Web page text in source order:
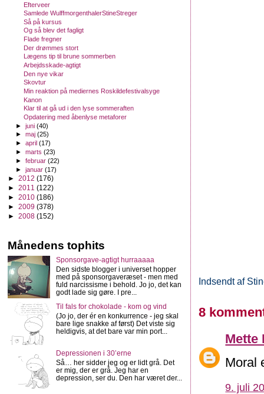
Indsendt af
8
Mette
Moral
9. juli
Efterveer
Samlede WulffmorgenthalerStineStreger
Så på kursus
Og så blev det fagligt
Flade fregner
Der drømmes stort
Lægens tip til brune sommerben
Arbejdsskade-agtigt
Den nye vikar
Skovtur
Min reaktion på mediernes Roskildefestivalsyge
Kanon
Klar til at gå ud i den lyse sommeraften
Opdatering med åbenlyse metaforer
►juni(40)
►maj(25)
►april(17)
►marts(23)
►februar(22)
►januar(17)
► 2012 (176)
► 2011 (122)
► 2010 (186)
► 2009 (378)
► 2008 (152)
Månedens tophits
Sponsorgave-agtigt hurraaaaa
Den sidste blogger i universet hopper
med på sponsorgaveræset - men med
fuld narcissisme i behold. Jo jo, det kan
godt lade sig gøre. I pre...
Til fals for chokolade - kom og vind
(Jo jo, der ér en konkurrence - jeg skal
bare lige snakke af først) Det viste sig
heldigvis, at det bare var min port...
Depressionen i 30’erne
Så… her sidder jeg og er lidt grå. Det
er mig, der er grå. Jeg har en
depression, ser du. Den har været der...